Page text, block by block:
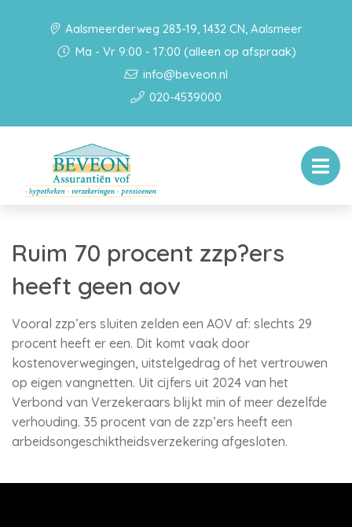
Aalsmeerderweg 283-19, 1432 CN, Aalsmeer
Ma - Vr 9:00 - 17:00 (alleen op afspraak)
info@beveon.nl
020-4539000
Ruim 70 procent zzp?ers
heeft geen aov
Vooral zzp’ers sluiten zelden een AOV af: slechts 29
procent heeft er een. Dit komt vaak door
kostenoverwegingen, uitstelgedrag of het vertrouwen
op eigen vangnetten. Uit cijfers uit 2024 van het
Verbond van Verzekeraars blijkt min of meer dezelfde
verhouding. 35 procent van de zzp’ers heeft een
arbeidsongeschiktheidsverzekering afgesloten.